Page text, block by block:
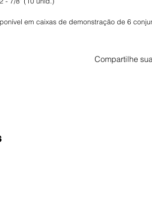
em caixas de demonstração de 6
Compartilhe